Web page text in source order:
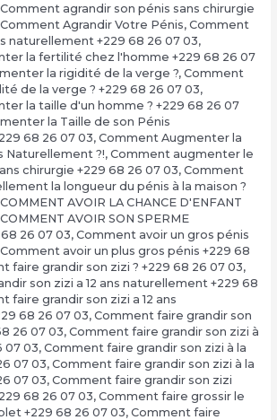
Comment agrandir son pénis sans chirurgie
Comment Agrandir Votre Pénis, Comment
naturellement +229 68 26 07 03,
la fertilité chez l'homme +229 68 26 07
la rigidité de la verge ?, Comment
de la verge ? +229 68 26 07 03,
la taille d'un homme ? +229 68 26 07
la Taille de son Pénis
68 26 07 03, Comment Augmenter la
Naturellement ?!, Comment augmenter le
chirurgie +229 68 26 07 03, Comment
la longueur du pénis à la maison ?
COMMENT AVOIR LA CHANCE D'ENFANT
COMMENT AVOIR SON SPERME
26 07 03, Comment avoir un gros pénis
Comment avoir un plus gros pénis +229 68
faire grandir son zizi ? +229 68 26 07 03,
son zizi a 12 ans naturellement +229 68
faire grandir son zizi a 12 ans
68 26 07 03, Comment faire grandir son
26 07 03, Comment faire grandir son zizi à
07 03, Comment faire grandir son zizi à la
07 03, Comment faire grandir son zizi à la
07 03, Comment faire grandir son zizi
68 26 07 03, Comment faire grossir le
+229 68 26 07 03, Comment faire